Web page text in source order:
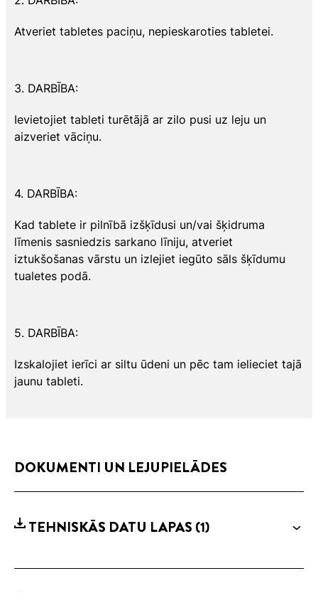
Atveriet tabletes paciņu, nepieskaroties tabletei.
3. DARBĪBA:
Ievietojiet tableti turētājā ar zilo pusi uz leju un
aizveriet vāciņu.
4. DARBĪBA:
Kad tablete ir pilnībā izšķīdusi un/vai šķidruma
līmenis sasniedzis sarkano līniju, atveriet
iztukšošanas vārstu un izlejiet iegūto sāls šķīdumu
tualetes podā.
5. DARBĪBA:
Izskalojiet ierīci ar siltu ūdeni un pēc tam ielieciet tajā
jaunu tableti.
DOKUMENTI UN LEJUPIELĀDES
TEHNISKĀS DATU LAPAS (1)